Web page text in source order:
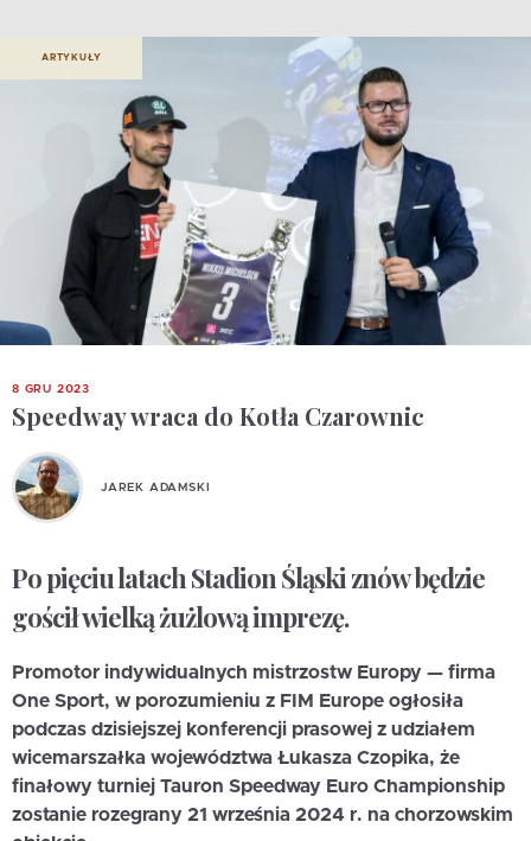
ARTYKUŁY
8 GRU 2023
Speedway wraca do Kotła Czarownic
JAREK ADAMSKI
Po pięciu latach Stadion Śląski znów będzie
gościł wielką żużlową imprezę.
Promotor indywidualnych mistrzostw Europy — firma
One Sport, w porozumieniu z FIM Europe ogłosiła
podczas dzisiejszej konferencji prasowej z udziałem
wicemarszałka województwa Łukasza Czopika, że
finałowy turniej Tauron Speedway Euro Championship
zostanie rozegrany 21 września 2024 r. na chorzowskim